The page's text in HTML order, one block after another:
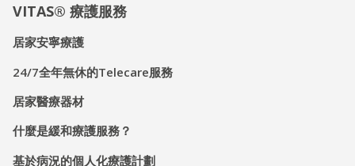
VITAS® 療護服務
居家安寧療護
24/7全年無休的Telecare服務
居家醫療器材
什麼是緩和療護服務？
基於病況的個人化療護計劃